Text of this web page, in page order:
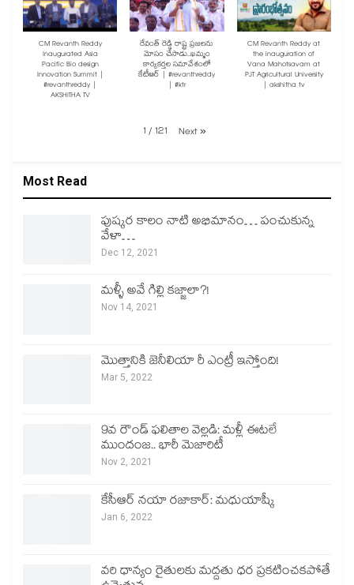
CM Revanth Reddy
Inaugurated Asia
Pacific Bio design
Innovation Summit |
#revanthreddy |
AKSHITHA TV
రేవంత్ రెడ్డి రాష్ట్ర ప్రజలను
మోసం చేసాడు..ఖమ్మం
కార్యకర్తల సమావేశంలో
కేటీఆర్ | #revanthreddy
| #ktr
CM Revanth Reddy at
the inauguration of
Vana Mahotsavam at
PJT Agricultural University
| akshitha tv
1 /121 Next»
Most Read
పుష్కర కాలం నాటి అభిమానం… పంచుకున్న
వేళా…
Dec 12, 2021
మళ్ళీ అవే గిల్లి కజ్జాలా?!
Nov 14, 2021
మొత్తానికి జెనీలియా రీ ఎంట్రీ ఇస్తోంది!
Mar 5, 2022
9వ రౌండ్ ఫలితాల వెల్లడి: మళ్లీ ఈటలే
ముందంజ.. భారీ మెజారిటీ
Nov 2, 2021
కేసీఆర్ నయా రజాకార్: మధుయాష్కీ
Jan 6, 2022
వరి ధాన్యం రైతులకు మద్దతు ధర ప్రకటించకపోతే